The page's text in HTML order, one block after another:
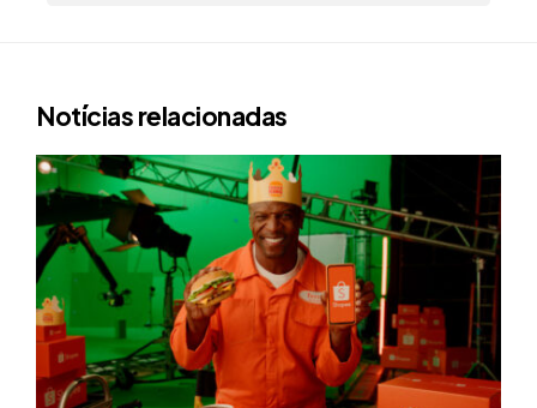
Notícias relacionadas